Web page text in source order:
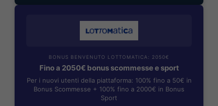
BONUS BENVENUTO LOTTOMATICA: 2050€
Fino a 2050€ bonus scommesse e sport
Per i nuovi utenti della piattaforma: 100% fino a 50€ in
Bonus Scommesse + 100% fino a 2000€ in Bonus
Sport